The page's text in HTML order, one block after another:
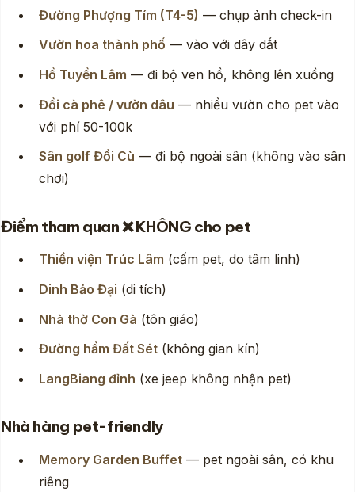
Đường Phượng Tím (T4-5) — chụp ảnh check-in
Vườn hoa thành phố — vào với dây dắt
Hồ Tuyền Lâm — đi bộ ven hồ, không lên xuồng
Đồi cà phê / vườn dâu — nhiều vườn cho pet vào
với phí 50-100k
Sân golf Đồi Cù — đi bộ ngoài sân (không vào sân
chơi)
Điểm tham quan ❌ KHÔNG cho pet
Thiền viện Trúc Lâm (cấm pet, do tâm linh)
Dinh Bảo Đại (di tích)
Nhà thờ Con Gà (tôn giáo)
Đường hầm Đất Sét (không gian kín)
LangBiang đỉnh (xe jeep không nhận pet)
Nhà hàng pet-friendly
Memory Garden Buffet — pet ngoài sân, có khu
riêng